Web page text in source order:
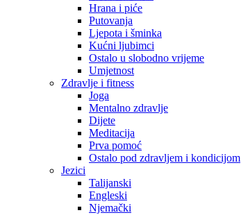
Hrana i piće
Putovanja
Ljepota i šminka
Kućni ljubimci
Ostalo u slobodno vrijeme
Umjetnost
Zdravlje i fitness
Joga
Mentalno zdravlje
Dijete
Meditacija
Prva pomoć
Ostalo pod zdravljem i kondicijom
Jezici
Talijanski
Engleski
Njemački